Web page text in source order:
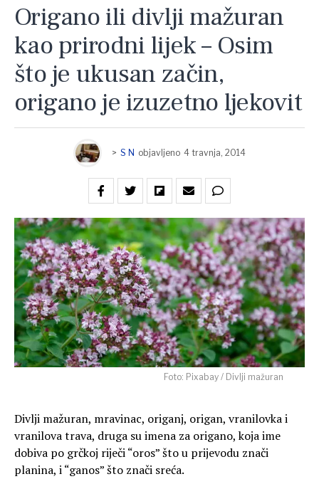
Origano ili divlji mažuran
kao prirodni lijek – Osim
što je ukusan začin,
origano je izuzetno ljekovit
> S N objavljeno 4 travnja, 2014
Foto: Pixabay / Divlji mažuran
Divlji mažuran, mravinac, origanj, origan, vranilovka i
vranilova trava, druga su imena za origano, koja ime
dobiva po grčkoj riječi “oros” što u prijevodu znači
planina, i “ganos” što znači sreća.